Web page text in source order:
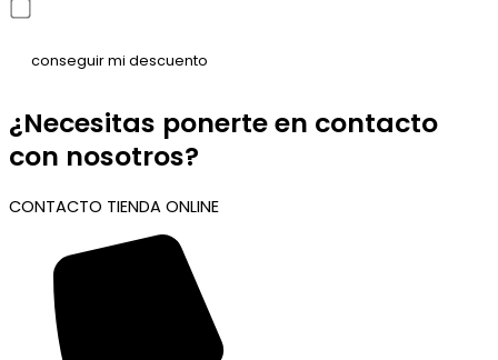
¿Necesitas ponerte en contacto
con nosotros?
CONTACTO TIENDA ONLINE